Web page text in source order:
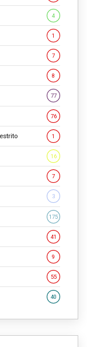
4
1
7
8
77
76
1
16
7
3
175
41
9
55
40